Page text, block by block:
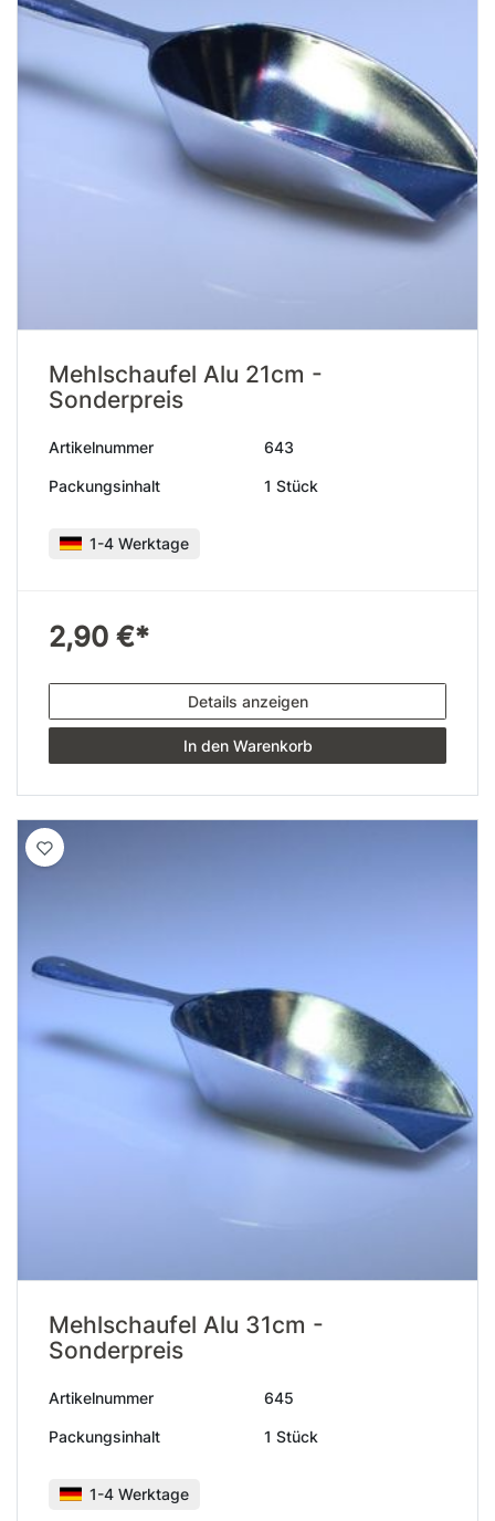
Mehlschaufel Alu 21cm -
Sonderpreis
Artikelnummer 643
Packungsinhalt 1 Stück
1-4 Werktage
2,90 €*
Details anzeigen
In den Warenkorb
Mehlschaufel Alu 31cm -
Sonderpreis
Artikelnummer 645
Packungsinhalt 1 Stück
1-4 Werktage